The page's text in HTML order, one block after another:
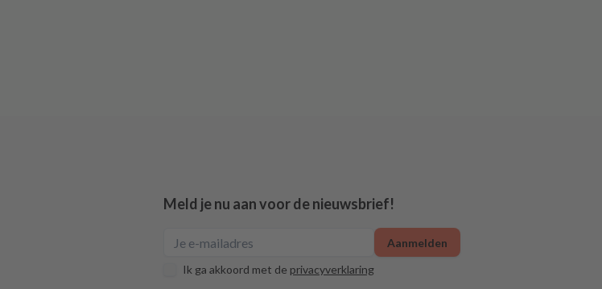
Meld je nu aan voor de nieuwsbrief!
Ik ga akkoord met de privacyverklaring
Aanmelden